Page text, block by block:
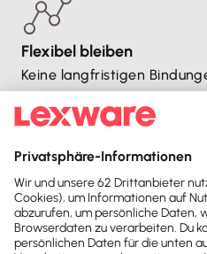
Flexibel bleiben
Keine langfristigen
nutzen möchtest.
Lexware Office
Testsieger